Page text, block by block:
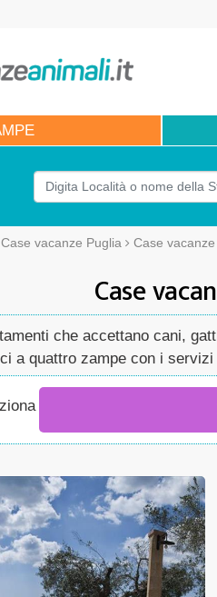
Case vacanze Puglia Case
Case
che accettano cani,
a quattro zampe con i